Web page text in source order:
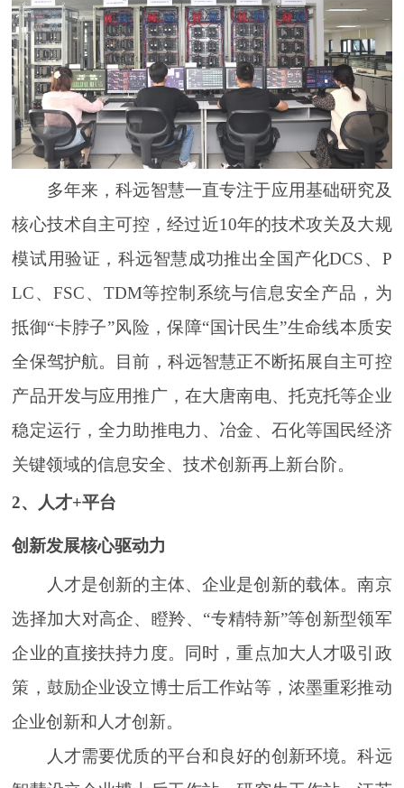
多年来，科远智慧一直专注于应用基础研究及
核心技术自主可控，经过近10年的技术攻关及大规
模试用验证，科远智慧成功推出全国产化DCS、P
LC、FSC、TDM等控制系统与信息安全产品，为
抵御“卡脖子”风险，保障“国计民生”生命线本质安
全保驾护航。目前，科远智慧正不断拓展自主可控
产品开发与应用推广，在大唐南电、托克托等企业
稳定运行，全力助推电力、冶金、石化等国民经济
关键领域的信息安全、技术创新再上新台阶。
2、人才+平台
创新发展核心驱动力
人才是创新的主体、企业是创新的载体。南京
选择加大对高企、瞪羚、“专精特新”等创新型领军
企业的直接扶持力度。同时，重点加大人才吸引政
策，鼓励企业设立博士后工作站等，浓墨重彩推动
企业创新和人才创新。
人才需要优质的平台和良好的创新环境。科远